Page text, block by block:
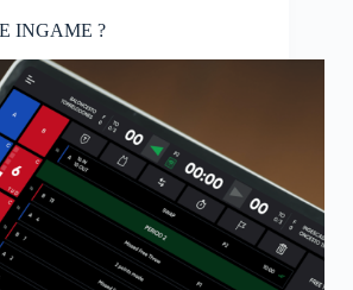
INGAME ?